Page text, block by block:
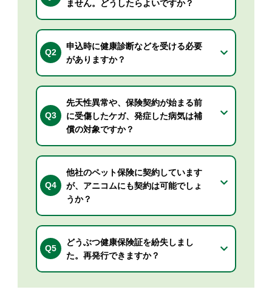
ません。どうしたらよいですか？
Q2
申込時に健康診断などを受ける必要
がありますか？
Q3
先天性異常や、保険契約が始まる前
に受傷したケガ、発症した病気は補
償の対象ですか？
Q4
他社のペット保険に契約しています
が、アニコムにも契約は可能でしょ
うか？
Q5
どうぶつ健康保険証を紛失しまし
た。再発行できますか？